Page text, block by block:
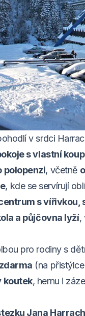
v srdci
s vlastní
polopenzi, včetně
, kde se servírují
s vířivkou,
a půjčovna lyží,
pro rodiny s
(na
koutek, hernu i
Jana